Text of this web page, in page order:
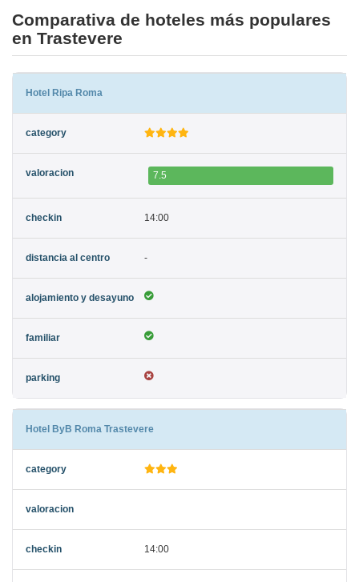
Comparativa de hoteles más populares
en Trastevere
Hotel Ripa Roma
7.5
14:00
-
Hotel ByB Roma Trastevere
14:00